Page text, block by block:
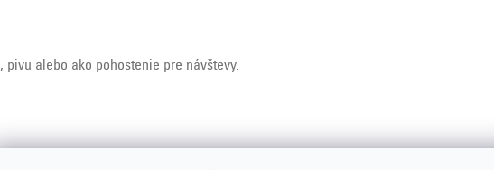
alebo ako pohostenie pre návštevy.
jedlá soľ